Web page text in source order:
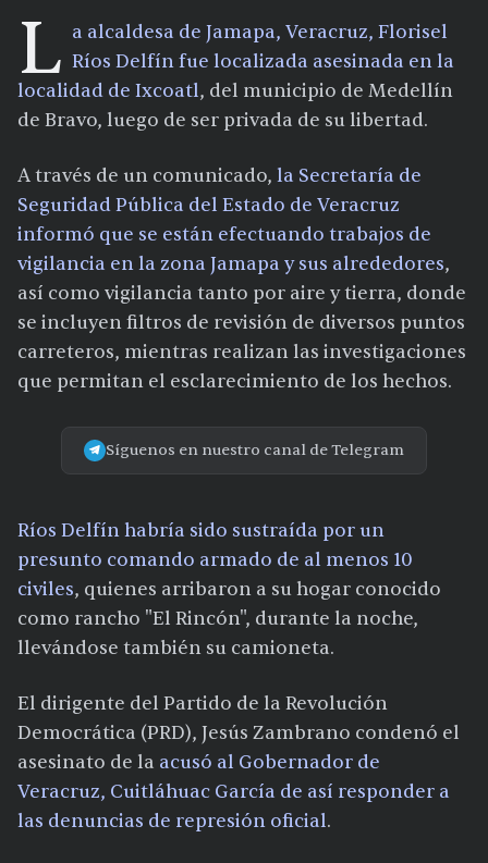
L a alcaldesa de Jamapa, Veracruz, Florisel
Ríos Delfín fue localizada asesinada en la
localidad de Ixcoatl, del municipio de Medellín
de Bravo, luego de ser privada de su libertad.
A través de un comunicado, la Secretaría de
Seguridad Pública del Estado de Veracruz
informó que se están efectuando trabajos de
vigilancia en la zona Jamapa y sus alrededores,
así como vigilancia tanto por aire y tierra, donde
se incluyen filtros de revisión de diversos puntos
carreteros, mientras realizan las investigaciones
que permitan el esclarecimiento de los hechos.
Síguenos en nuestro canal de Telegram
Ríos Delfín habría sido sustraída por un
presunto comando armado de al menos 10
civiles, quienes arribaron a su hogar conocido
como rancho "El Rincón", durante la noche,
llevándose también su camioneta.
El dirigente del Partido de la Revolución
Democrática (PRD), Jesús Zambrano condenó el
asesinato de la acusó al Gobernador de
Veracruz, Cuitláhuac García de así responder a
las denuncias de represión oficial.